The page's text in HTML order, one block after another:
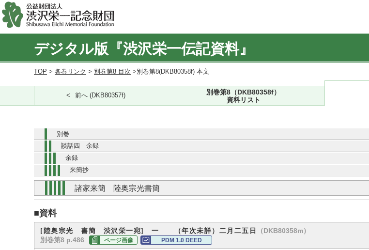
デジタル版『渋沢栄一伝記資料』
TOP > 各巻リンク > 別巻第8 目次 >別巻第8(DKB80358f) 本文
前へ (DKB80357f)
別巻第8（DKB80358f）
資料リスト
別巻
談話四 余録
余録
来簡抄
諸家来簡 陸奥宗光書簡
■資料
[陸奥宗光 書簡 渋沢栄一宛] 一 （年次未詳）二月二五日
（DKB80358m）
別巻第8 p.486
ページ画像 PDM 1.0 DEED